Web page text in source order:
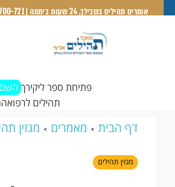
אומרים תהילים בשבילך, 24 שעות ביממה | 1-700-700-721
פתיחת ספר ליקירך השם
תהילים לרפואה
דף הבית מאמרים מגזין
מגזין תהילים